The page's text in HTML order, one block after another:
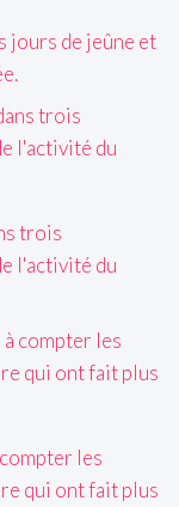
jours de jeûne et
trois
l'activité du
les
qui ont fait plus